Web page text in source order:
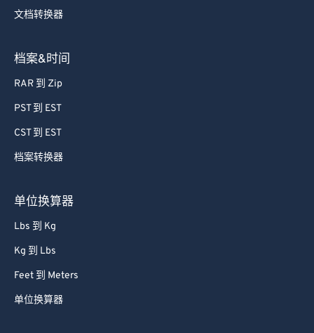
文档转换器
档案&时间
RAR 到 Zip
PST 到 EST
CST 到 EST
档案转换器
单位换算器
Lbs 到 Kg
Kg 到 Lbs
Feet 到 Meters
单位换算器